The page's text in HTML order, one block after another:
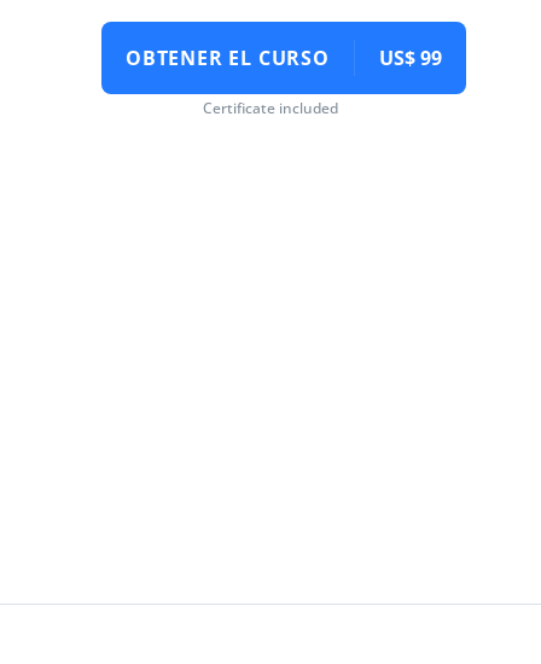
OBTENER EL CURSO US$ 99
Certificate included